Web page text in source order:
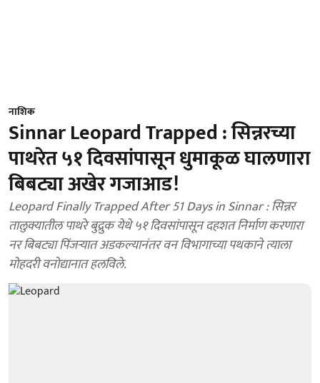
नाशिक
Sinnar Leopard Trapped : सिन्नरच्या
पाथरेत ५१ दिवसांपासून धुमाकूळ घालणारा
बिबट्या अखेर गजाआड!
Leopard Finally Trapped After 51 Days in Sinnar : सिन्नर
तालुक्यातील पाथरे बुद्रुक येथे ५१ दिवसांपासून दहशत निर्माण करणारा
नर बिबट्या पिंजऱ्यात अडकल्यानंतर वन विभागाच्या पथकाने त्याला
मोहदरी वनोद्यानात हलविले.